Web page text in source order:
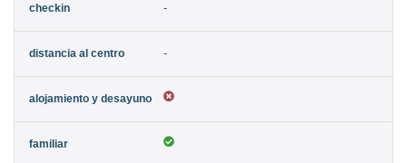
-
-